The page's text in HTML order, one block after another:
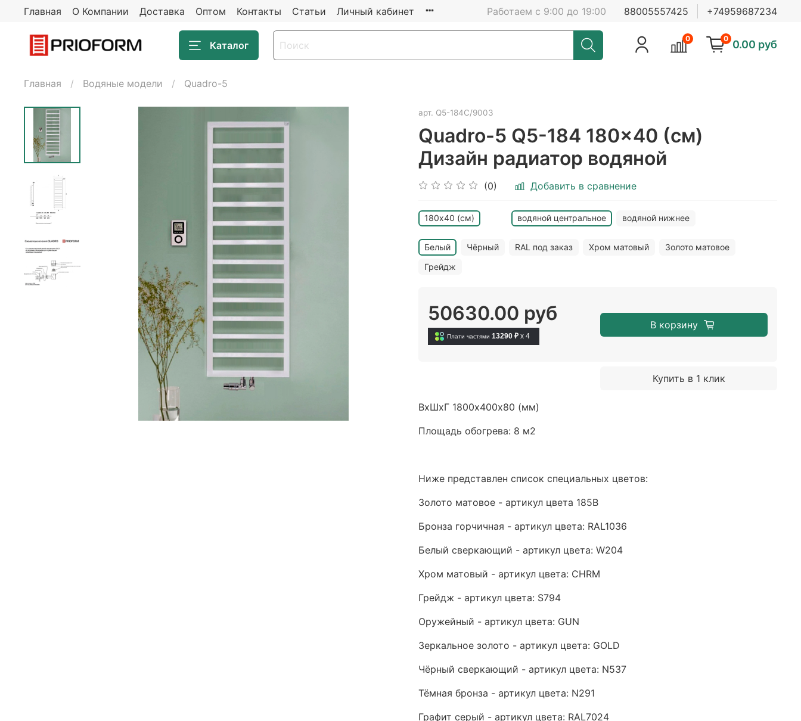
Главная О Компании Доставка Оптом Контакты Статьи Личный кабинет Работаем с 9:00 до 19:00 88005557425 +74959687234
Каталог
0 0 0.00 руб
Главная Водяные модели Quadro-5
арт. Q5-184C/9003
Quadro-5 Q5-184 180x40 (см)
Дизайн радиатор водяной
(0) Добавить в сравнение
180х40 (см) водяной центральное водяной нижнее
Белый Чёрный RAL под заказ Хром матовый
Золото матовое
Грейдж
50630.00 руб
Плати частями 13290 ₽ x 4
В корзину
Купить в 1 клик
ВхШхГ 1800х400х80 (мм)
Площадь обогрева: 8 м2
Ниже представлен список специальных цветов:
Золото матовое - артикул цвета 185B
Бронза горчичная - артикул цвета: RAL1036
Белый сверкающий - артикул цвета: W204
Хром матовый - артикул цвета: CHRM
Грейдж - артикул цвета: S794
Оружейный - артикул цвета: GUN
Зеркальное золото - артикул цвета: GOLD
Чёрный сверкающий - артикул цвета: N537
Тёмная бронза - артикул цвета: N291
Графит серый - артикул цвета: RAL7024